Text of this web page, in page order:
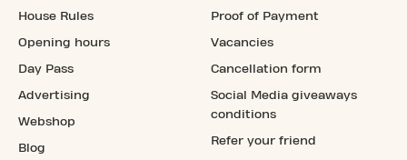
House Rules
Opening hours
Day Pass
Advertising
Webshop
Blog
Proof of Payment
Vacancies
Cancellation form
Social Media giveaways
conditions
Refer your friend